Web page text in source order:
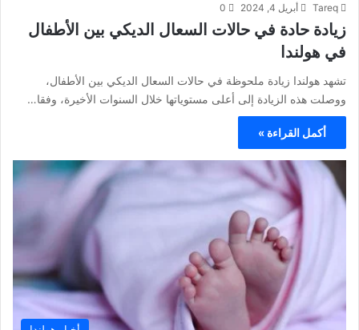
Tareq أبريل 4, 2024 0
زيادة حادة في حالات السعال الديكي بين الأطفال
في هولندا
تشهد هولندا زيادة ملحوظة في حالات السعال الديكي بين الأطفال،
ووصلت هذه الزيادة إلى أعلى مستوياتها خلال السنوات الأخيرة، وفقا…
أكمل القراءة »